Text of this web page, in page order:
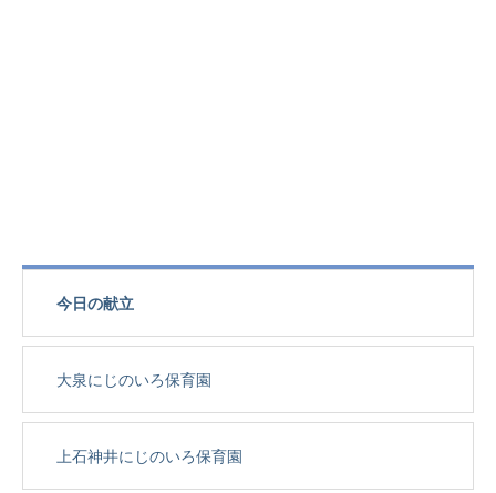
今日の献立
大泉にじのいろ保育園
上石神井にじのいろ保育園